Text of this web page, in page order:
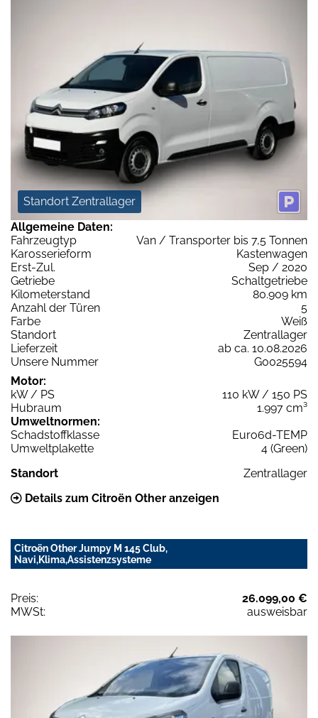
Standort Zentrallager
Allgemeine Daten:
Fahrzeugtyp
Van / Transporter bis 7,5 Tonnen
Karosserieform
Kastenwagen
Erst-Zul.
Sep / 2020
Getriebe
Schaltgetriebe
Kilometerstand
80.909 km
Anzahl der Türen
5
Farbe
Weiß
Standort
Zentrallager
Lieferzeit
ab ca. 10.08.2026
Unsere Nummer
G0025594
Motor:
kW / PS
110 kW / 150 PS
Hubraum
1.997 cm³
Umweltnormen:
Schadstoffklasse
Euro6d-TEMP
Umweltplakette
4 (Green)
Standort
Zentrallager
Details zum Citroën Other anzeigen
Citroën Other Jumpy M 145 Club,
Navi,Klima,Assistenzsysteme
Preis:
26.099,00 €
MWSt:
ausweisbar